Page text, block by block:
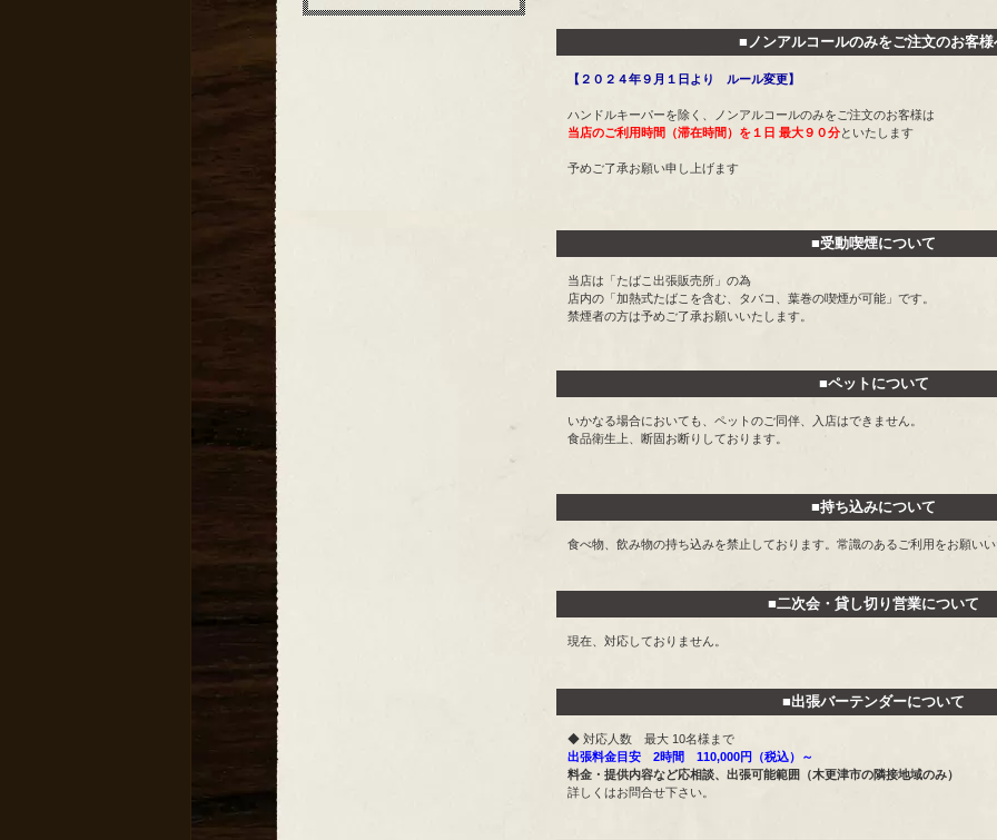
■ノンアルコールのみをご注文のお客様
【２０２４年９月１日より ルール変更】
ハンドルキーパーを除く、ノンアルコールのみをご注文のお客様は
当店のご利用時間（滞在時間）を１日 最大９０分といたします
予めご了承お願い申し上げます
■受動喫煙について
当店は「たばこ出張販売所」の為
店内の「加熱式たばこを含む、タバコ、葉巻の喫煙が可能」です。
禁煙者の方は予めご了承お願いいたします。
■ペットについて
いかなる場合においても、ペットのご同伴、入店はできません。
食品衛生上、断固お断りしております。
■持ち込みについて
食べ物、飲み物の持ち込みを禁止しております。常識のあるご利用をお願い
■二次会・貸し切り営業について
現在、対応しておりません。
■出張バーテンダーについて
◆ 対応人数 最大 10名様まで
出張料金目安 2時間 110,000円（税込）～
料金・提供内容など応相談、出張可能範囲（木更津市の隣接地域のみ）
詳しくはお問合せ下さい。